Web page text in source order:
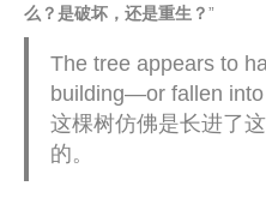
么？是破坏，还是重生？”
The tree appears to
building—or fallen into
这棵树仿佛是长进了
的。